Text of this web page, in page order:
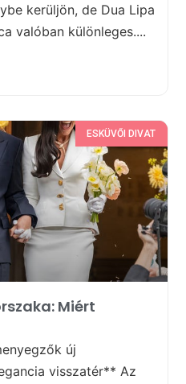
kerüljön, de Dua Lipa
valóban különleges....
ESKÜVŐI DIVAT
Miért
új
visszatér** Az